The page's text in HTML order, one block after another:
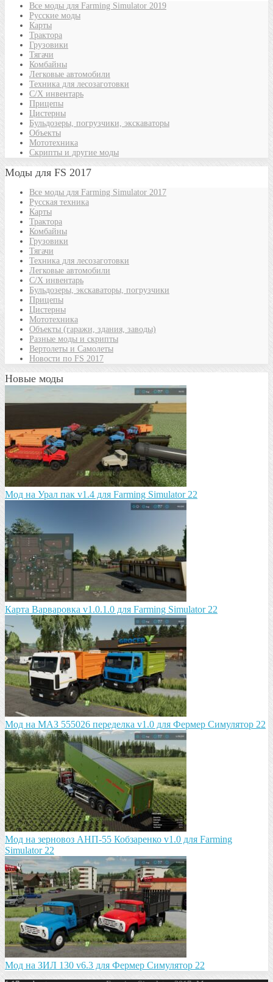
Все моды для Farming Simulator 2019
Русские моды
Карты
Трактора
Грузовики
Тягачи
Комбайны
Легковые автомобили
Техника для лесозаготовки
С/Х инвентарь
Прицепы
Цистерны
Бульдозеры, погрузчики, экскаваторы
Объекты
Мототехника
Скрипты и другие моды
Моды для FS 2017
Все моды для Farming Simulator 2017
Русская техника
Карты
Трактора
Комбайны
Грузовики
Тягачи
Техника для лесозаготовки
Легковые автомобили
С/Х инвентарь
Бульдозеры, экскаваторы, погрузчики
Прицепы
Цистерны
Мототехника
Объекты (гаражи, здания, заводы)
Разные моды и скрипты
Вертолеты и Самолеты
Новости по FS 2017
Новые моды
Мод на Урал пак v1.4 для Farming Simulator 22
Карта Варваровка v1.0.1.0 для Farming Simulator 22
Мод на МАЗ 555026 пeрeдeлка v1.0 для Фермер Симулятор 22
Мод на зeрновоз АНП-55 Кобзарeнко v1.0 для Farming
Simulator 22
Мод на ЗИЛ 130 v6.3 для Фермер Симулятор 22